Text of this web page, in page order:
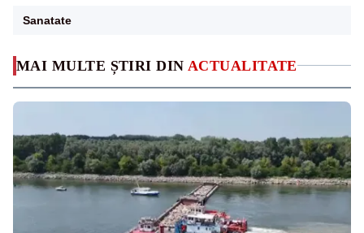
MAI MULTE ȘTIRI DIN ACTUALITATE
Sanatate